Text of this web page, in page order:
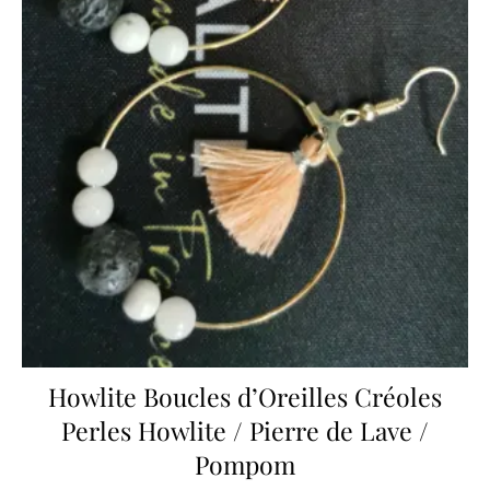
Howlite Boucles d’Oreilles Créoles
Perles Howlite / Pierre de Lave /
Pompom